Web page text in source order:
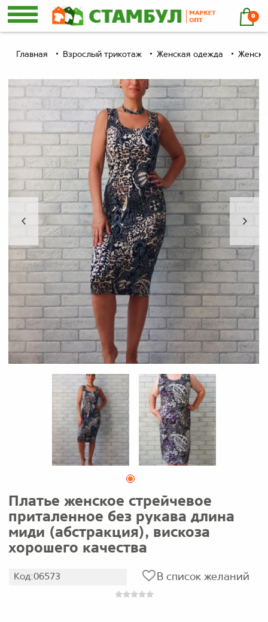
0
Главная Взрослый трикотаж Женская одежда
Платье женское стрейчевое
приталенное без рукава длина
миди (абстракция), вискоза
хорошего качества
Код:06573 В список желаний